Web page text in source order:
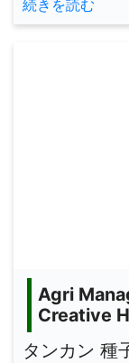
続きを読む
Agri
Creative
タンカン 種